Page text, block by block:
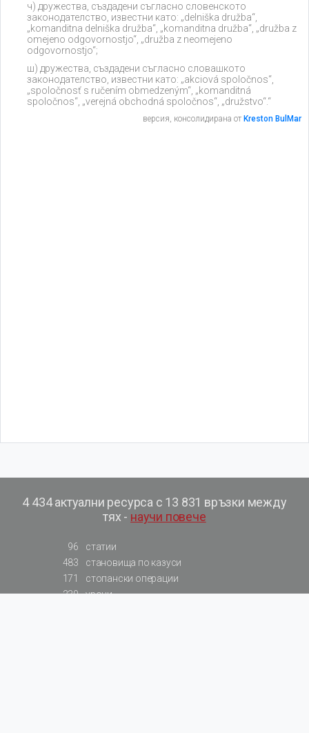
ч) дружества, създадени съгласно словенското
законодателство, известни като: „delniška družba“,
„komanditna delniška družba“, „komanditna družba“, „družba z
omejeno odgovornostjo“, „družba z neomejeno
odgovornostjo“;
ш) дружества, създадени съгласно словашкото
законодателство, известни като: „akciová spoločnos“,
„spoločnosť s ručením obmedzeným“, „komanditná
spoločnos“, „verejná obchodná spoločnos“, „družstvo“.“
версия, консолидирана от Kreston BulMar
4 434 актуални ресурса с 13 831 връзки между
тях - научи повече
96
статии
483
становища по казуси
171
стопански операции
230
уроци